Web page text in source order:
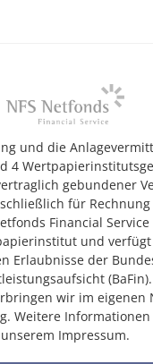
und die
4
gebundener
für
Financial Service
und
Erlaubnisse der
wir im eigenen
Weitere
unserem Impressum.